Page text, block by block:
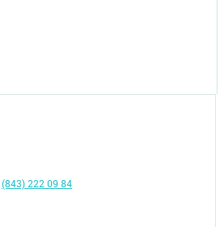
(843) 222 09 84